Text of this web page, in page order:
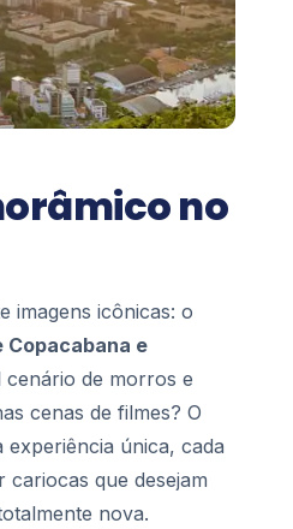
no
imagens icônicas: o
Copacabana e
de morros e
cenas de filmes? O
experiência única, cada
que desejam
nova.